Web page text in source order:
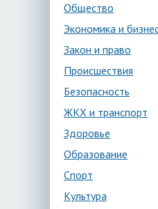
Общество
Экономика и
Закон и право
Происшествия
Безопасность
ЖКХ и транспорт
Здоровье
Образование
Спорт
Культура